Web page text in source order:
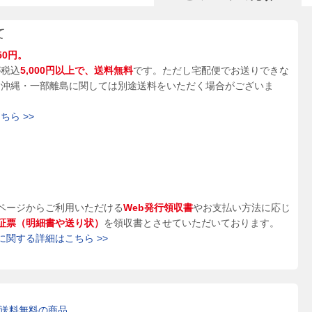
円。
込5,000円以上で、送料無料です。ただし宅配便でお送りできな
縄・一部離島に関しては別途送料をいただく場合がございま
ら >>
ージからご利用いただけるWeb発行領収書やお支払い方法に応じ
票（明細書や送り状） を領収書とさせていただいております。
関する詳細はこちら >>